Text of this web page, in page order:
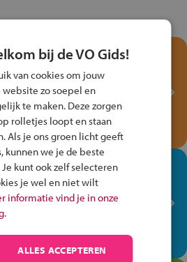
je kennis met het
Veilig
het Fiets Veilig Verkeersspel
een Cortina-fiets!
winkel ben je op je
via het vmbo jouw talent
de winkelvloer, waar elke dag
is!
bij de VO Gids!
van cookies om jouw
website zo soepel en
te maken. Deze zorgen
rolletjes loopt en staan
Als je ons groen licht geeft
kunnen we je de beste
kunt ook zelf selecteren
je wel en niet wilt
informatie vind je in onze
ALLES ACCEPTEREN